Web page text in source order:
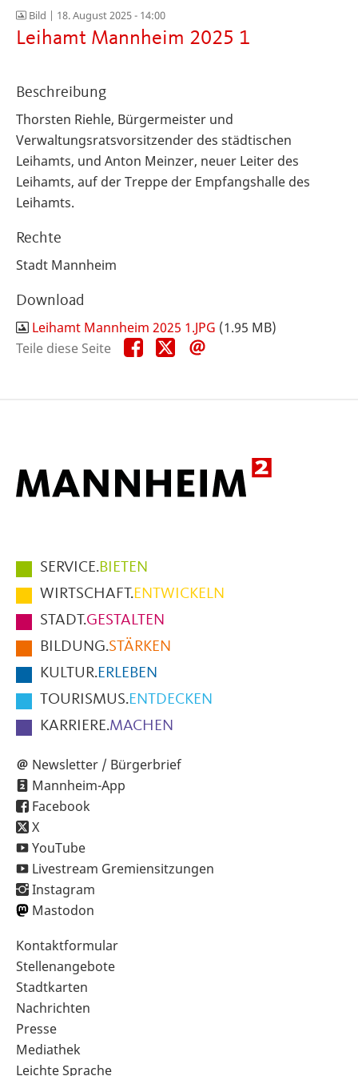
Bild | 18. August 2025 - 14:00
Leihamt Mannheim 2025 1
Beschreibung
Thorsten Riehle, Bürgermeister und
Verwaltungsratsvorsitzender des städtischen
Leihamts, und Anton Meinzer, neuer Leiter des
Leihamts, auf der Treppe der Empfangshalle des
Leihamts.
Rechte
Stadt Mannheim
Download
Leihamt Mannheim 2025 1.JPG (1.95 MB)
Teile diese Seite
Teile
diese
Teile
diese
Hauptmenüpunkte
im
Fußbereich
der
Seite
SERVICE.BIETEN
WIRTSCHAFT.ENTWICKELN
STADT.GESTALTEN
BILDUNG.STÄRKEN
KULTUR.ERLEBEN
TOURISMUS.ENTDECKEN
KARRIERE.MACHEN
Newsletter / Bürgerbrief
Mannheim-App
Facebook
X
YouTube
Livestream Gremiensitzungen
Instagram
Mastodon
Sekundärnavigation
im
Fußbereich
Kontaktformular
Stellenangebote
Stadtkarten
Nachrichten
Presse
Mediathek
Leichte Sprache